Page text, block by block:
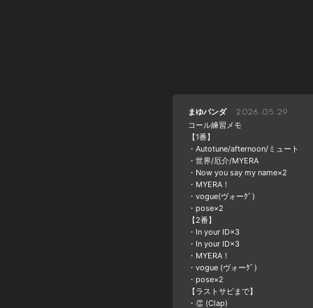
まゆパンダ 2026.05.29
コール練習メモ
【1番】
・Autotune/afternoon/ミュート
・世界/厄介/MYERA
・Now you say my name×2
・MYERA！
・vogue(ヴォーｸﾞ)
・pose×2
【2番】
・In your ID×3
・In your ID×3
・MYERA！
・vogue (ヴォーｸﾞ)
・pose×2
【ラストサビまで】
・👏 (Clap)